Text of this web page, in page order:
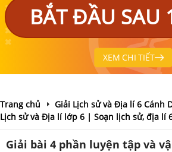
BẮT ĐẦU SAU
XEM CHI TIẾT
Trang chủ
Giải Lịch sử và Địa lí 6 Cánh
Lịch sử và Địa lí lớp 6 | Soạn lịch sử, địa lí
Giải bài 4 phần luyện tập và